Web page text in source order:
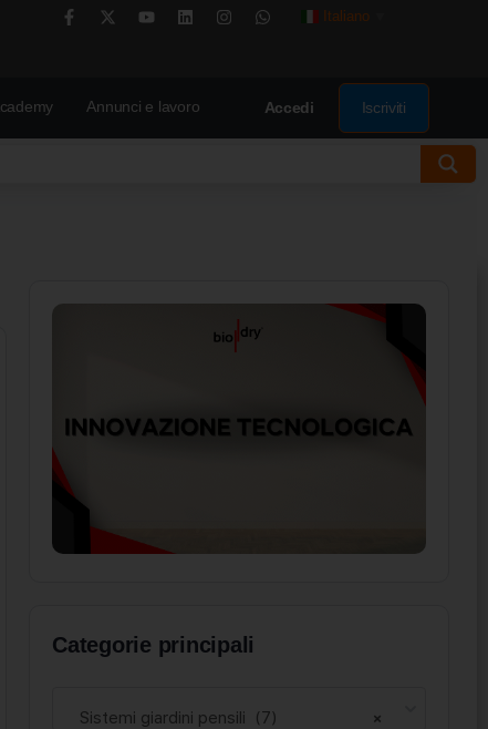
Italiano
Annunci e lavoro Accedi Iscriviti
Categorie principali
×
Sistemi giardini pensili (7)